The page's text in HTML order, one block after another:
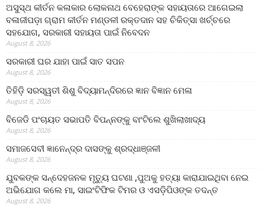
ଅସୁସ୍ଥ କୀର୍ତନ କଳାକାର ଲୋକନାଥ ବେହେରାଙ୍କ ସହାୟତାରେ ଆଗେଇଲା
ବଳାଜୀପଡ଼ା ଗ୍ରାମ କୀର୍ତନ ମଣ୍ଡଳୀ ରକ୍ତଦାନ ସହ ଚିକିତ୍ସା ଖର୍ଚ୍ଚରେ
ସହଯୋଗ, ସରକାରୀ ସହାୟତା ପାଇଁ ନିବେଦନ
August 8, 2026
ସରକାରୀ ଘର ଯାହା ପାଇଁ ସାତ ସପନ
August 8, 2026
ତିହିଡି଼ ସରସ୍ୱତୀ ଶିଶୁ ବିଦ୍ୟାମନ୍ଦିରରେ ଜ୍ଞାନ ବିଜ୍ଞାନ ମେଳା
August 8, 2026
ବିଜେଡି ପଂଚାୟତ ସଭାପତି ବିପନ୍ନଙ୍କୁ ବାଂଟିଲେ ଶୁଖିଲାଖାଦ୍ୟ
August 8, 2026
ସମାଜସେବୀ ଜ୍ଞାନେନ୍ଦ୍ର ଦାସଙ୍କୁ ଶ୍ରଦ୍ଧାଞ୍ଜଳୀ
August 8, 2026
ଯୁବକଙ୍କ ସନ୍ଦେହଜନକ ମୃତ୍ୟୁ ଘଟଣା ,ପୁଅକୁ ହତ୍ୟା କାରାଯାଇଥିବା ନେଇ
ଅଭିଯୋଗ କଲେ ମା, ସାଇଂଟିଫିକ ଟିମର ଓ ଏସଡ଼ିପିଓଙ୍କ ତଦନ୍ତ
August 8, 2026